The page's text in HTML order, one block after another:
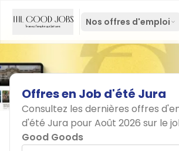
Nos offres d'emploi
Offresen Job d'été Jura
Consultez les dernières offres
d'été Jura pour Août 2026 sur le
Good Goods
Rechercher par job, mot-clé ou